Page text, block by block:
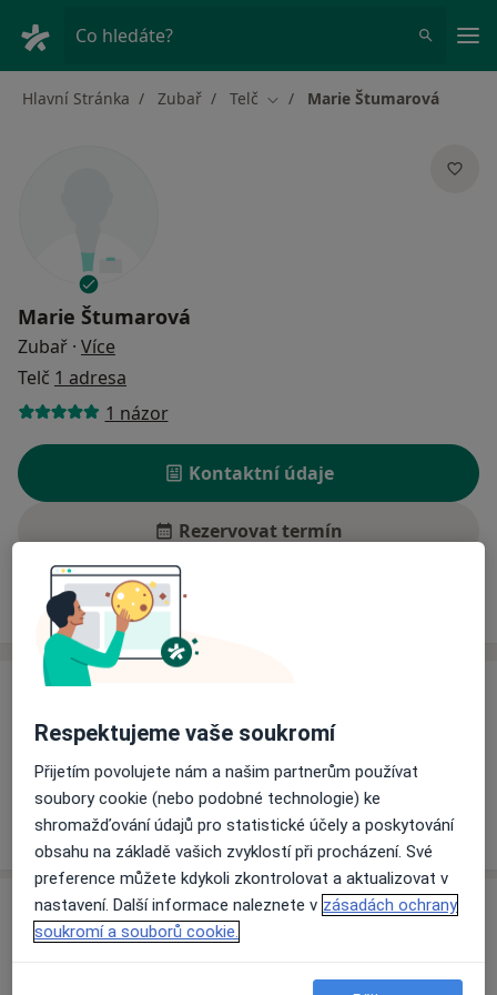
Co hledáte?
Hlavní Stránka Zubař Telč Změna města
Marie Štumarová
Marie Štumarová
Zubař · Více
Telč 1 adresa
1 názor
Kontaktní údaje
Rezervovat termín
Ceník Adresy
Informace o službách a cenách nejsou k dispozici
Tento specialista ještě nepřidával žádné informace o
svých službách.
Adresa
Respektujeme vaše soukromí
Přijetím povolujete nám a našim partnerům používat
soubory cookie (nebo podobné technologie) ke
shromažďování údajů pro statistické účely a poskytování
obsahu na základě vašich zvyklostí při procházení. Své
preference můžete kdykoli zkontrolovat a aktualizovat v
nastavení. Další informace naleznete v zásadách ochrany
soukromí a souborů cookie.